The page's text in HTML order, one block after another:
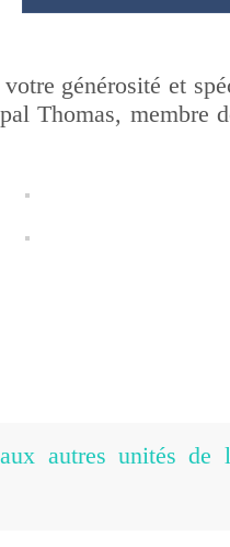
générosité et
Thomas, membre
autres unités de